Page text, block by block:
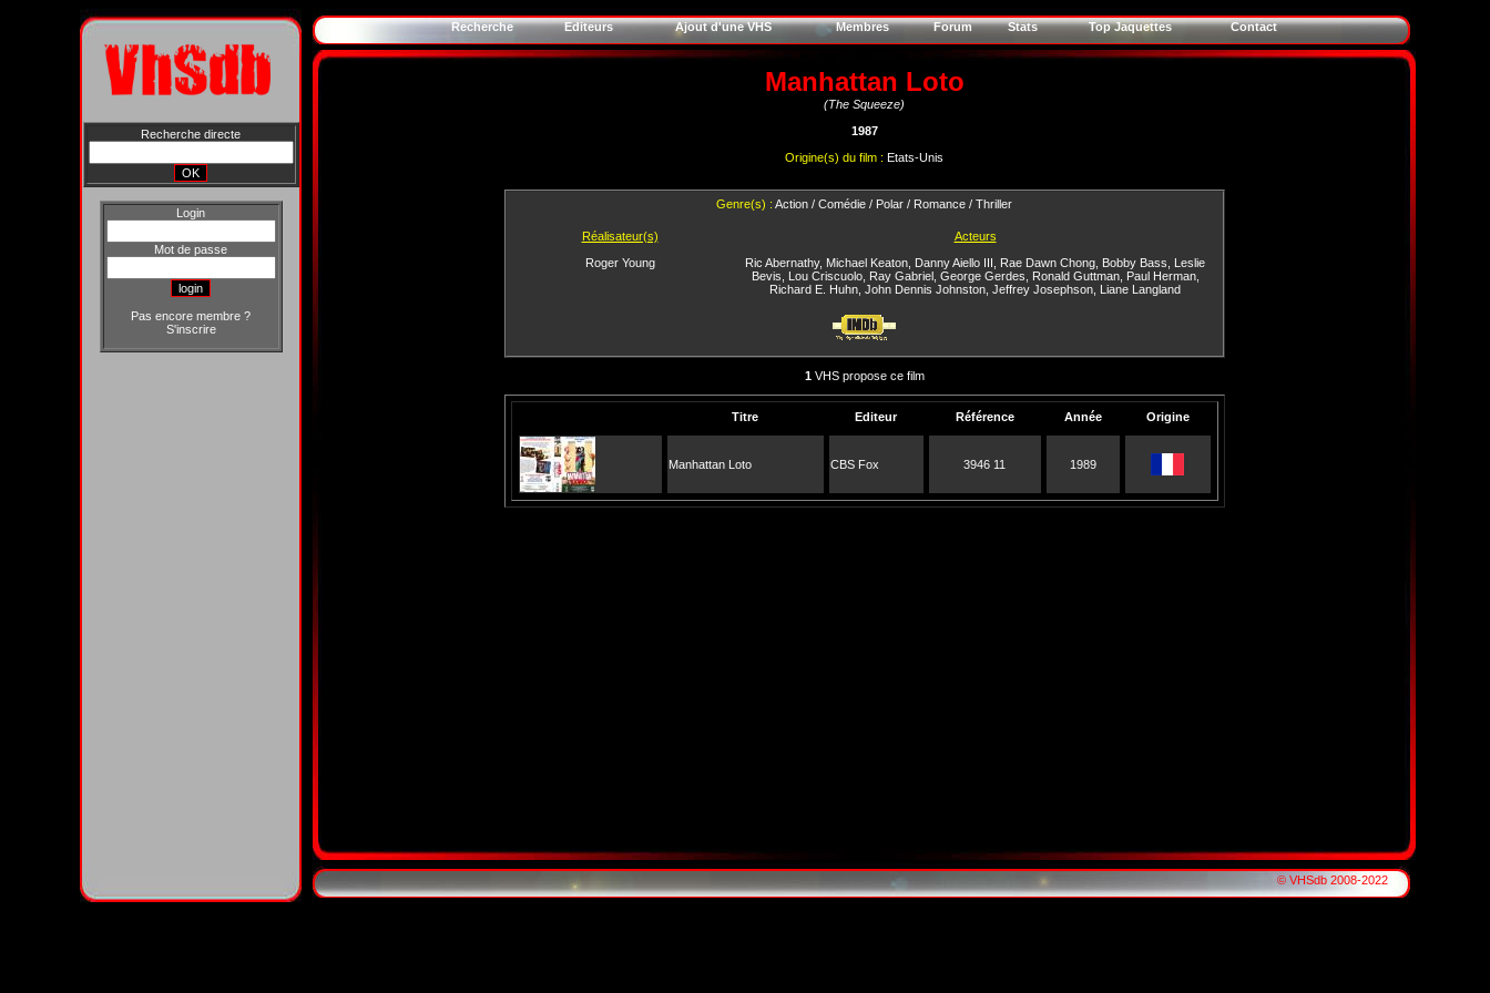
Recherche directe
Login
Mot de passe
Pas encore membre ?
S'inscrire
Recherche Editeurs Ajout d'une VHS Membres Forum Stats Top Jaquettes Contact
Manhattan Loto
(The Squeeze)
1987
Origine(s) du film : Etats-Unis
Genre(s) : Action / Comédie / Polar / Romance / Thriller
Réalisateur(s)
Roger Young
Acteurs
Ric Abernathy, Michael Keaton Danny Aiello III Rae Dawn Chong Bobby Bass
Leslie
Bevis
Lou Criscuolo, Ray Gabriel, George Gerdes Ronald Guttman, Paul Herman,
Richard E. Huhn John Dennis Johnston Jeffrey Josephson Liane Langland
1VHS propose ce film
Titre Editeur Référence Année Origine
Manhattan Loto CBS Fox 3946 11 1989
© VHSdb 2008-2022